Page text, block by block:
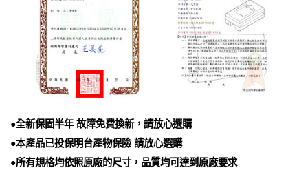
●全新保固半年 故障免費換新，請放心選購
●本產品已投保明台產物保險 請放心選購
●所有規格均依照原廠的尺寸，品質均可達到原廠要求